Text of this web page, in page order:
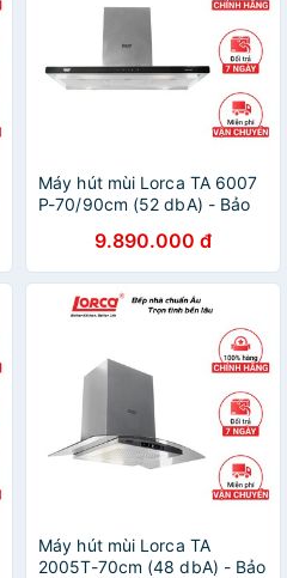
Máy hút mùi Lorca TA 6007
P-70/90cm (52 dbA) - Bảo
9.890.000 đ
Máy hút mùi Lorca TA
2005T-70cm (48 dbA) - Bảo